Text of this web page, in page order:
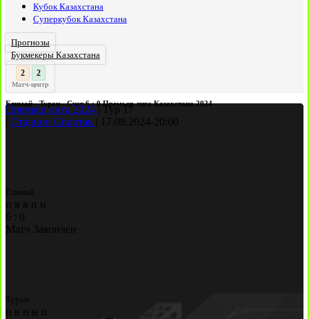
Кубок Казахстана
Суперкубок Казахстана
Прогнозы
Букмекеры Казахстана
3 :
3
Матч-центр
Елимай - Туран - Счет 6 : 0 Премьер лига Казахстана 2024
Премьер лига 2024 Тур 17
Стадион Спартак 17.08.2024- 20:00
Елимай
п в в п
н
6
0
Матч Закончен
Туран
н в п н п